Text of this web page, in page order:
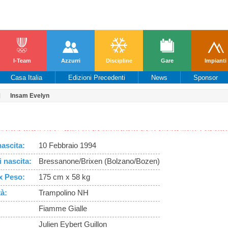
migliore esperienza di navigazione,
suo elemento, l'utente esprime il suo consenso all’utilizzo dei
I-Team Azzurri Discipline Gare Impianti
Casa Italia Edizioni Precedenti News Sponsor
Insam Evelyn
10 Febbraio 1994
nascita:
Bressanone/Brixen (Bolzano/Bozen)
Peso:
175 cm x 58 kg
Trampolino NH
Fiamme Gialle
Julien Eybert Guillon